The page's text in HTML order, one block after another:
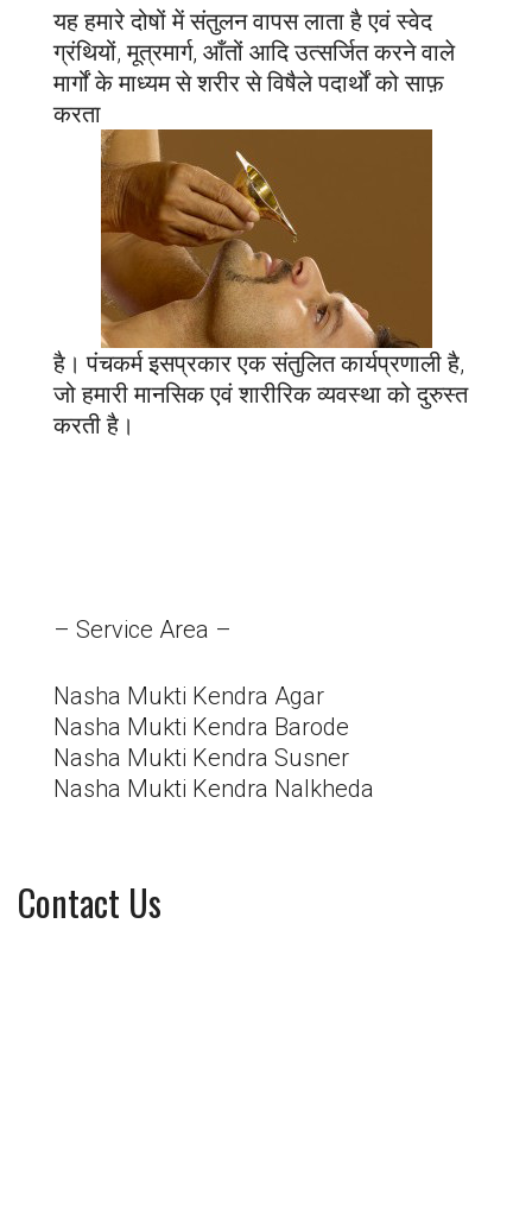
यह हमारे दोषों में संतुलन वापस लाता है एवं स्वेद
ग्रंथियों, मूत्रमार्ग, आँतों आदि उत्सर्जित करने वाले
मार्गों के माध्यम से शरीर से विषैले पदार्थों को साफ़
करता
है। पंचकर्म इसप्रकार एक संतुलित कार्यप्रणाली है,
जो हमारी मानसिक एवं शारीरिक व्यवस्था को दुरुस्त
करती है।
– Service Area –
Nasha Mukti Kendra Agar
Nasha Mukti Kendra Barode
Nasha Mukti Kendra Susner
Nasha Mukti Kendra Nalkheda
Contact Us